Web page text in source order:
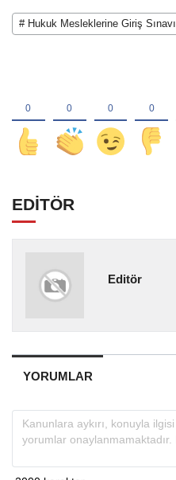
# Hukuk Mesleklerine Giriş Sınavı
EDİTÖR
Editör
YORUMLAR